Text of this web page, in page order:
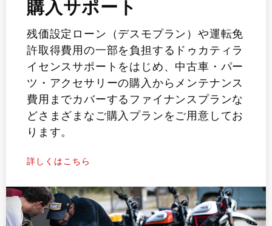
購入サポート
残価設定ローン（デスモプラン）や運転免
許取得費用の一部を負担するドゥカティラ
イセンスサポートをはじめ、中古車・パー
ツ・アクセサリーの購入からメンテナンス
費用までカバーするファイナンスプランな
どさまざまなご購入プランをご用意してお
ります。
詳しくはこちら